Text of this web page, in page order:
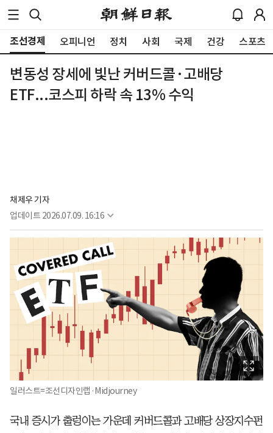
조선경제 오피니언 정치 사회 국제 건강 스포츠
변동성 장세에 빛난 커버드콜·고배당
ETF...코스피 하락 속 13% 수익
채제우 기자
업데이트 2026.07.09. 16:16
일러스트=조선디자인랩·Midjourney
국내 증시가 출렁이는 가운데 커버드콜과 고배당 상장지수펀